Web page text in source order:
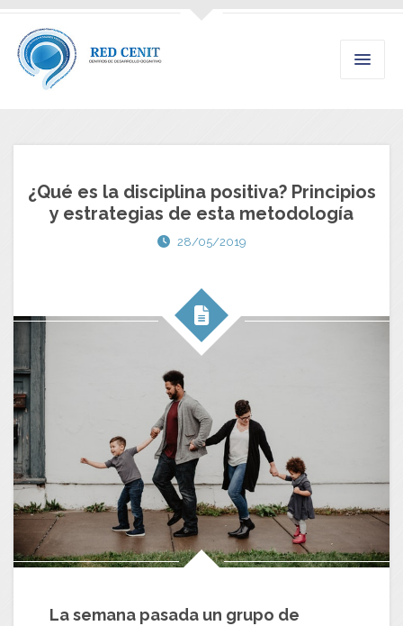
¿Qué es la disciplina positiva? Principios
y estrategias de esta metodología
28/05/2019
La semana pasada un grupo de